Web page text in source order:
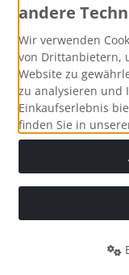
Social Media
andere
Wir verwenden
von Drittanbietern,
Website zu
zu analysieren und
Einkaufserlebnis
finden Sie in